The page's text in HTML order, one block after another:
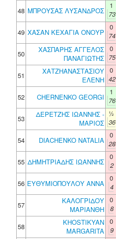
48 ΜΠΡΟΥΣΑΣ ΛΥΣΑΝΔΡΟΣ
1
73
49 ΧΑΣΑΝ ΚΕΧΑΓΙΑ ΟΝΟΥΡ
0
74
50
ΧΑΣΠΑΡΗΣ ΑΓΓΕΛΟΣ
ΠΑΝΑΓΙΩΤΗΣ
0
75
51
ΧΑΤΖΗΑΝΑΣΤΑΣΙΟΥ
ΕΛΕΝΗ
0
42
52
CHERNENKO GEORGI
1
76
53
ΔΕΡΕΤΖΗΣ ΙΩΑΝΝΗΣ -
ΜΑΡΙΟΣ
½
36
54
DIACHENKO NATALIA
0
28
55 ΔΗΜΗΤΡΙΑΔΗΣ ΙΩΑΝΝΗΣ
0
2
56 ΕΥΘΥΜΙΟΠΟΥΛΟΥ ΑΝΝΑ
0
4
57
ΚΑΛΟΓΡΙΔΟΥ
ΜΑΡΙΑΝΘΗ
0
8
58
KHOSTIKYAN
MARGARITA
0
9